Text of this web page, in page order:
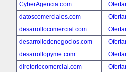
CyberAgencia.com
datoscomerciales.com
desarrollocomercial.com
desarrollodenegocios.com
desarrollopyme.com
diretoriocomercial.com